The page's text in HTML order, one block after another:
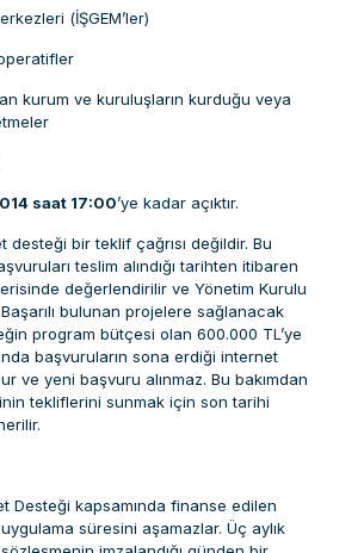
(İŞGEM’ler)
kurum ve kuruluşların kurduğu veya
saat 17:00’ye kadar açıktır.
desteği bir teklif çağrısı değildir. Bu
teslim alındığı tarihten itibaren
değerlendirilir ve Yönetim Kurulu
bulunan projelere sağlanacak
program bütçesi olan 600.000 TL’ye
başvuruların sona erdiği internet
ve yeni başvuru alınmaz. Bu bakımdan
tekliflerini sunmak için son tarihi
Desteği kapsamında finanse edilen
süresini aşamazlar. Üç aylık